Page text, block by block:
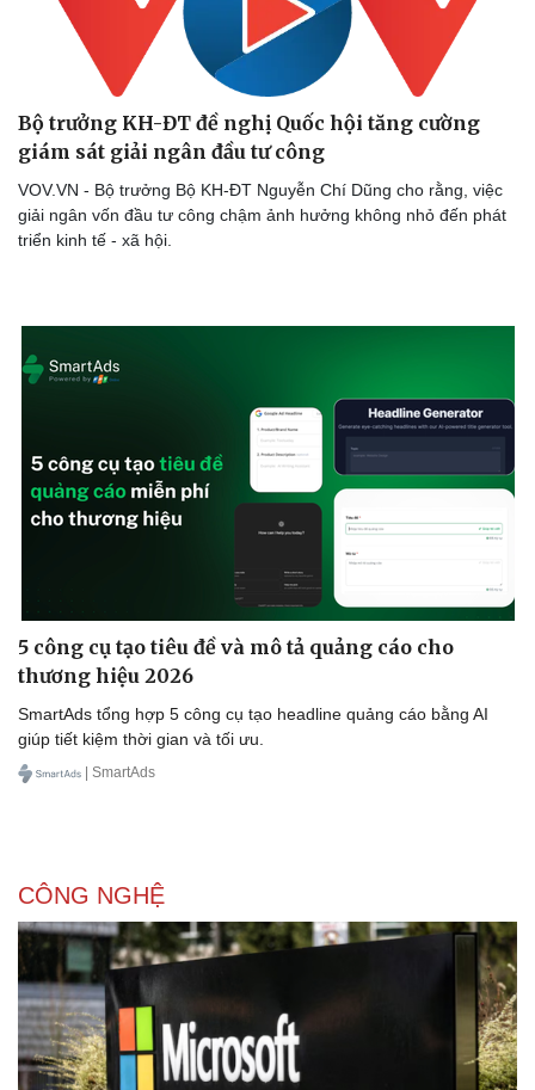
Văn hóa
Sân khấu - Điện ảnh
Văn học
Âm nhạc
Thời trang
Sao Việt
Bộ trưởng KH-ĐT đề nghị Quốc hội tăng cường
giám sát giải ngân đầu tư công
VOV.VN - Bộ trưởng Bộ KH-ĐT Nguyễn Chí Dũng cho rằng, việc
giải ngân vốn đầu tư công chậm ảnh hưởng không nhỏ đến phát
triển kinh tế - xã hội.
5 công cụ tạo tiêu đề và mô tả quảng cáo cho
thương hiệu 2026
SmartAds tổng hợp 5 công cụ tạo headline quảng cáo bằng AI
giúp tiết kiệm thời gian và tối ưu.
| SmartAds
CÔNG NGHỆ